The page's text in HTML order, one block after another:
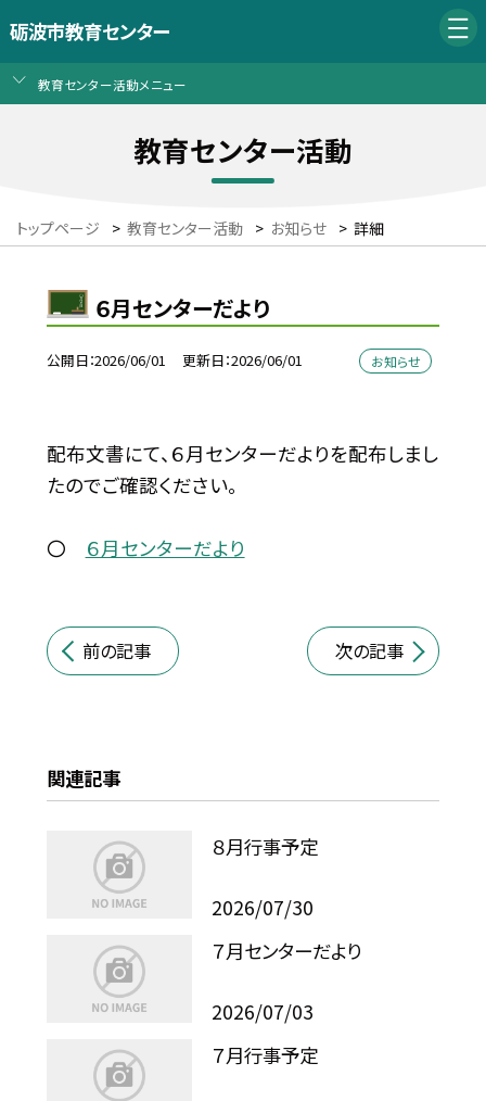
砺波市教育センター
教育センター活動メニュー
教育センター活動
トップページ > 教育センター活動 > お知らせ > 詳細
６月センターだより
公開日 2026/06/01 更新日 2026/06/01 お知らせ
配布文書にて、６月センターだよりを配布しまし
たのでご確認ください。
〇 ６月センターだより
前の記事 次の記事
関連記事
８月行事予定
2026/07/30
７月センターだより
2026/07/03
７月行事予定